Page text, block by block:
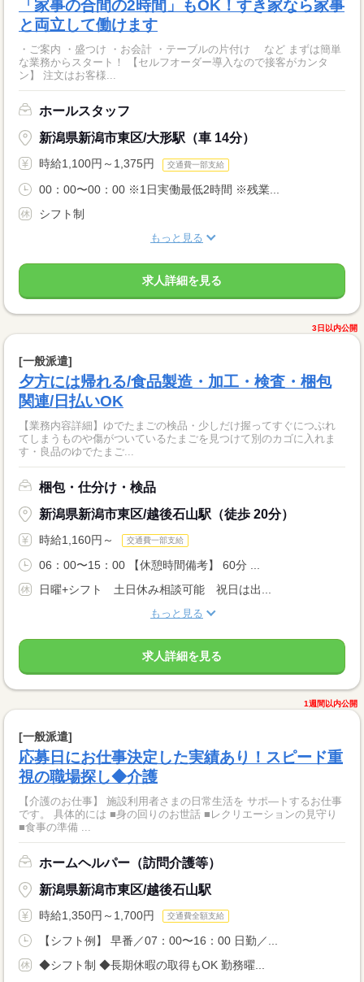
「家事の合間の2時間」もOK！すき家なら家事
と両立して働けます
・ご案内 ・盛つけ ・お会計 ・テーブルの片付け など まずは簡単
な業務からスタート！ 【セルフオーダー導入なので接客がカンタ
ン】 注文はお客様...
ホールスタッフ
新潟県新潟市東区/大形駅（車 14分）
時給1,100円～1,375円 交通費一部支給
00：00〜00：00 ※1日実働最低2時間 ※残業...
シフト制
もっと見る
求人詳細を見る
3日以内公開
[一般派遣]
夕方には帰れる/食品製造・加工・検査・梱包
関連/日払いOK
【業務内容詳細】ゆでたまごの検品・少しだけ握ってすぐにつぶれ
てしまうものや傷がついているたまごを見つけて別のカゴに入れま
す・良品のゆでたまご...
梱包・仕分け・検品
新潟県新潟市東区/越後石山駅（徒歩 20分）
時給1,160円～ 交通費一部支給
06：00〜15：00 【休憩時間備考】 60分 ...
日曜+シフト 土日休み相談可能 祝日は出...
もっと見る
求人詳細を見る
1週間以内公開
[一般派遣]
応募日にお仕事決定した実績あり！スピード重
視の職場探し◆介護
【介護のお仕事】 施設利用者さまの日常生活を サポ―トするお仕事
です。 具体的には ■身の回りのお世話 ■レクリエーションの見守り
■食事の準備 ...
ホームヘルパー（訪問介護等）
新潟県新潟市東区/越後石山駅
時給1,350円～1,700円 交通費全額支給
【シフト例】 早番／07：00〜16：00 日勤／...
◆シフト制 ◆長期休暇の取得もOK 勤務曜...